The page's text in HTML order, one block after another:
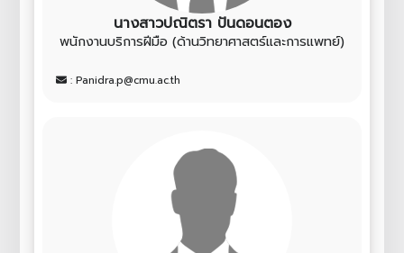
นางสาวปณิตรา ปันดอนตอง
พนักงานบริการฝีมือ (ด้านวิทยาศาสตร์และการแพทย์)
: Panidra.p@cmu.ac.th